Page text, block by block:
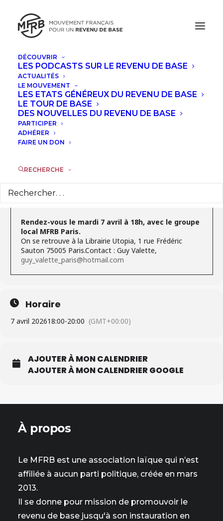
DÉCOUVRIR
LES PODCASTS SUR LE REVENU DE BASE
ACTUALITÉS
LE MOUVEMENT
LES ETATS GÉNÉREUX DU REVENU DE BASE
LE TOUR DE BASE
DES NOUVELLES DU REVENU DE BASE
PARTICIPER
ADHÉRER
FAIRE UN DON
RECHERCHE
AVRIL, 2026
RENDEZ-VOUS AVEC LE GROUPE
LOCAL REVENU DE BASE PARIS
Rendez-vous le mardi 7 avril à 18h, avec le groupe
local MFRB Paris.
On se retrouve à la Librairie Utopia, 1 rue Frédéric
Sauton 75005 Paris.Contact : Guy Valette,
guy_valette_paris@hotmail.com
Horaire
7 avril 202618:00-20:00 (GMT+00:00)
AJOUTER À MON CALENDRIER
AJOUTER À MON CALENDRIER GOOGLE
À propos
Le MFRB est une association laïque qui n’est
affiliée à aucun parti politique, créée en mars
2013.
Il se donne pour mission de promouvoir le
revenu de base jusqu'à son instauration en